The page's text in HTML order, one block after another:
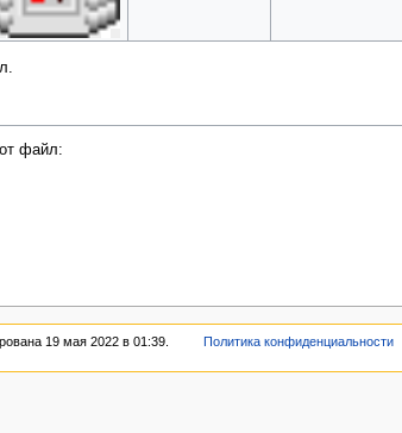
файл:
19 мая 2022 в 01:39. Политика конфиденциальности